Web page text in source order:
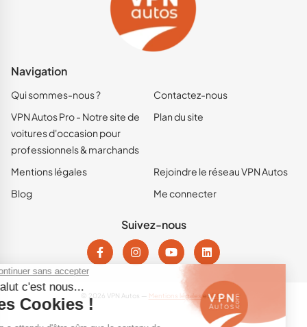
Navigation
Qui sommes-nous ?
Contactez-nous
VPN Autos Pro - Notre site de
voitures d'occasion pour
professionnels & marchands
Plan du site
Mentions légales
Rejoindre le réseau VPN Autos
Blog
Me connecter
Suivez-nous
© 2026 VPN Autos — Mentions légaleset